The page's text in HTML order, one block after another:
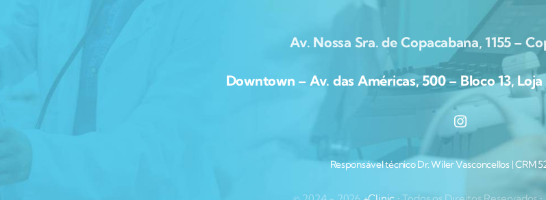
Av. Nossa Sra. de Copacabana, 1155 –
Downtown – Av. das Américas, 500 – Bloco 13, Loja
Responsável técnico Dr. Wiler Vasconcellos | CRM